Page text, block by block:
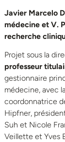
Javier Marcelo
médecine et V.
recherche
Projet sous la
professeur
gestionnaire
médecine, avec
coordonnatrice
Hipfner,
Suh et Nicole
Veillette et Yves